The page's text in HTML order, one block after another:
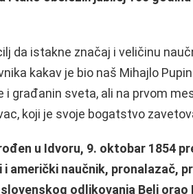
da istakne značaj i veličinu
kakav je bio naš Mihajlo
i građanin sveta, ali na prvom
koji je svoje bogatstvo
u Idvoru, 9. oktobar 1854
i američki naučnik, pronalazač,
odlikovanja Beli orao